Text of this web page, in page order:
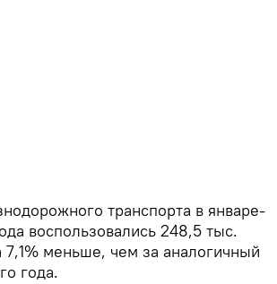
транспорта в январе-
воспользовались 248,5 тыс.
7,1% меньше, чем за аналогичный
года.